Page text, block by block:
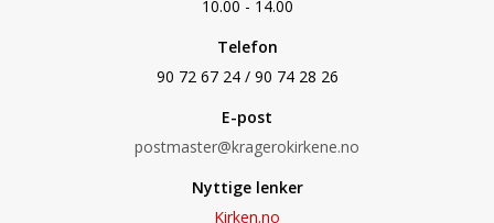
10.00 - 14.00
Telefon
90 72 67 24 / 90 74 28 26
E-post
postmaster@kragerokirkene.no
Nyttige lenker
Kirken.no